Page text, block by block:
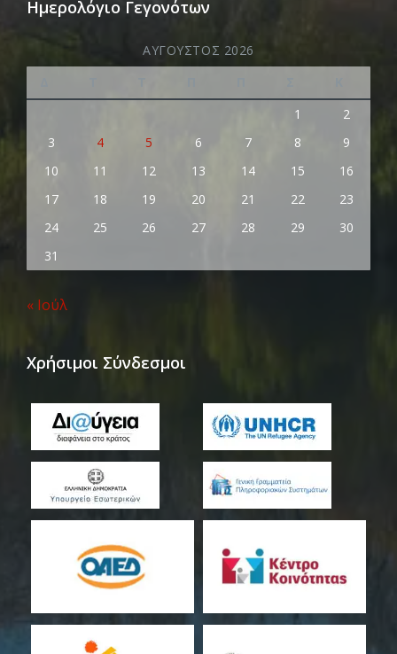
Ημερολόγιο Γεγονότων
ΑΎΓΟΥΣΤΟΣ 2026
1
2
3
4 5 6 7 8
9
10
11 12 13 14 15
16
17
18 19 20 21 22
23
24
25 26 27 28 29
30
31
« Ιούλ
Χρήσιμοι Σύνδεσμοι